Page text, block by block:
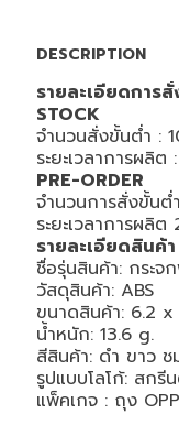
DESCRIPTION
รายละเอียดการ
STOCK
จำนวนสั่งขั้นต่ำ :
ระยะเวลาการผลิ
PRE-ORDER
จำนวนการสั่งขั้นต่
ระยะเวลาการผลิ
รายละเอียดสินค้า
ชื่อรุ่นสินค้า: กระจ
วัสดุสินค้า: ABS
ขนาดสินค้า: 6.2
น้ำหนัก: 13.6 g.
สีสินค้า: ดำ ขาว
รูปแบบโลโก้: สกรี
แพ็คเกจ : ถุง OPP